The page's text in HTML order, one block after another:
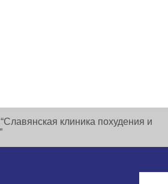
клиника похудения и